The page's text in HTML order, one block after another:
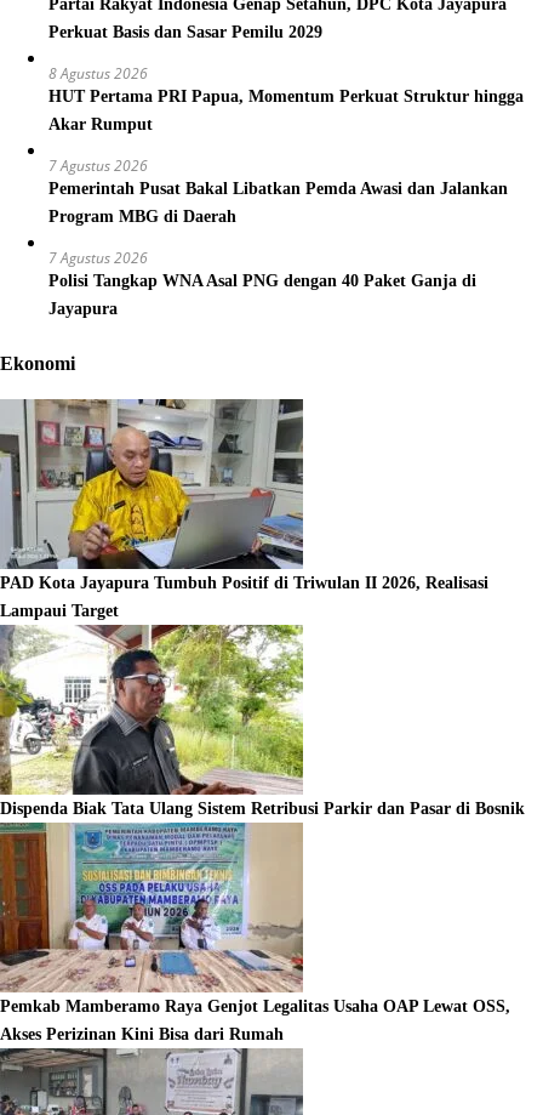
Partai Rakyat Indonesia Genap Setahun, DPC Kota Jayapura
Perkuat Basis dan Sasar Pemilu 2029
8 Agustus 2026
HUT Pertama PRI Papua, Momentum Perkuat Struktur hingga
Akar Rumput
7 Agustus 2026
Pemerintah Pusat Bakal Libatkan Pemda Awasi dan Jalankan
Program MBG di Daerah
7 Agustus 2026
Polisi Tangkap WNA Asal PNG dengan 40 Paket Ganja di
Jayapura
Ekonomi
PAD Kota Jayapura Tumbuh Positif di Triwulan II 2026, Realisasi
Lampaui Target
Dispenda Biak Tata Ulang Sistem Retribusi Parkir dan Pasar di Bosnik
Pemkab Mamberamo Raya Genjot Legalitas Usaha OAP Lewat OSS,
Akses Perizinan Kini Bisa dari Rumah